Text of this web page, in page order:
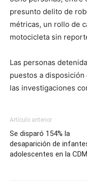
presunto delito de
métricas, un rollo de
motocicleta sin
Las personas
puestos a
las investigaciones
Artículo anterior
Se disparó 154% la
desaparición de
adolescentes en la